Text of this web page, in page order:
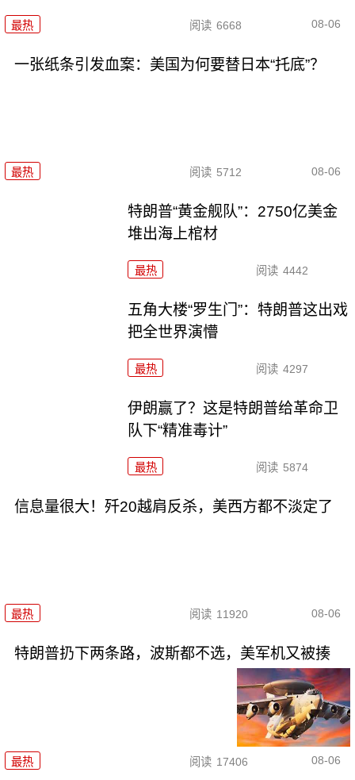
最热 阅读 6668 08-06
一张纸条引发血案：美国为何要替日本“托底”？
最热 阅读 5712 08-06
特朗普“黄金舰队”：2750亿美金
堆出海上棺材
最热 阅读 4442
五角大楼“罗生门”：特朗普这出戏
把全世界演懵
最热 阅读 4297
伊朗赢了？这是特朗普给革命卫
队下“精准毒计”
最热 阅读 5874
信息量很大！歼20越肩反杀，美西方都不淡定了
最热 阅读 11920 08-06
特朗普扔下两条路，波斯都不选，美军机又被揍
最热 阅读 17406 08-06